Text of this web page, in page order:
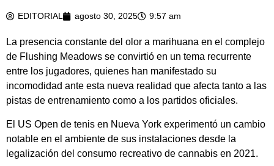
EDITORIAL agosto 30, 2025 9:57 am
La presencia constante del olor a marihuana en el complejo
de Flushing Meadows se convirtió en un tema recurrente
entre los jugadores, quienes han manifestado su
incomodidad ante esta nueva realidad que afecta tanto a las
pistas de entrenamiento como a los partidos oficiales.
El US Open de tenis en Nueva York experimentó un cambio
notable en el ambiente de sus instalaciones desde la
legalización del consumo recreativo de cannabis en 2021.